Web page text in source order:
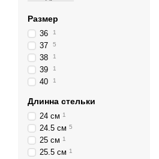
Размер
36 1
37 5
38 1
39 1
40 1
Длинна стельки
24 см 1
24.5 см 5
25 см 1
25.5 см 1